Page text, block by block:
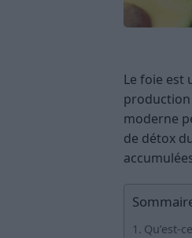
Le foie est
production
moderne
de détox
Qu’est-